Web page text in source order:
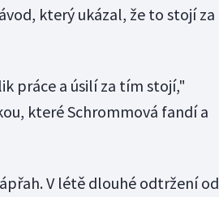
který ukázal, že to stojí za
práce a úsilí za tím stojí,"
které Schrommová fandí a
V létě dlouhé odtržení od